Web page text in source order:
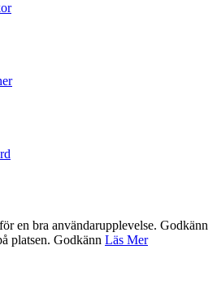
en bra användarupplevelse. Godkänn
platsen. Godkänn Läs Mer